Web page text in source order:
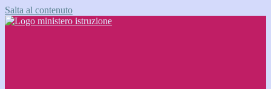
Salta al contenuto